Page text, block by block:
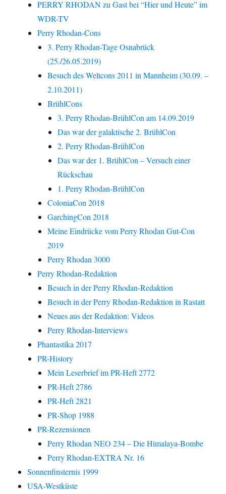
PERRY RHODAN zu Gast bei “Hier und Heute” im
WDR-TV
Perry Rhodan-Cons
3. Perry Rhodan-Tage Osnabrück
(25./26.05.2019)
Besuch des Weltcons 2011 in Mannheim (30.09. –
2.10.2011)
BrühlCons
3. Perry Rhodan-BrühlCon am 14.09.2019
Das war der galaktische 2. BrühlCon
2. Perry Rhodan-BrühlCon
Das war der 1. BrühlCon – Versuch einer
Rückschau
1. Perry Rhodan-BrühlCon
ColoniaCon 2018
GarchingCon 2018
Meine Eindrücke vom Perry Rhodan Gut-Con
2019
Perry Rhodan 3000
Perry Rhodan-Redaktion
Besuch in der Perry Rhodan-Redaktion
Besuch in der Perry Rhodan-Redaktion in Rastatt
Neues aus der Redaktion: Videos
Perry Rhodan-Interviews
Phantastika 2017
PR-History
Mein Leserbrief im PR-Heft 2772
PR-Heft 2786
PR-Heft 2821
PR-Shop 1988
PR-Rezensionen
Perry Rhodan NEO 234 – Die Himalaya-Bombe
Perry Rhodan-EXTRA Nr. 16
Sonnenfinsternis 1999
USA-Westküste